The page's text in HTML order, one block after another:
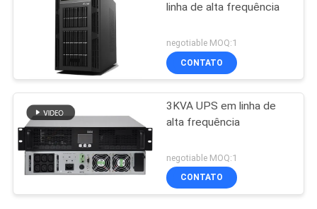
linha de alta frequência
negotiable MOQ:1
CONTATO
3KVA UPS em linha de
alta frequência
negotiable MOQ:1
CONTATO